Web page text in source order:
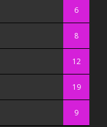
6
8
12
19
9